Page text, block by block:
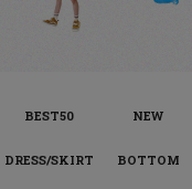
BEST50 NEW
DRESS/SKIRT BOTTOM